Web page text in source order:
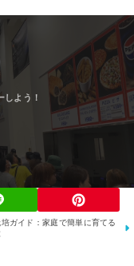
ガイド：家庭で簡単に育てる